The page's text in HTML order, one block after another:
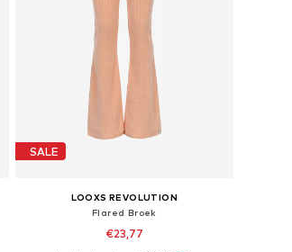
SALE
LOOXS REVOLUTION
Flared Broek
€23,77